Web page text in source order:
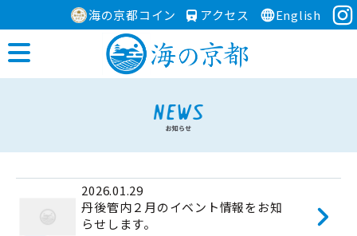
海の京都コイン アクセス English
2026.01.29
丹後管内２月のイベント情報をお知
らせします。